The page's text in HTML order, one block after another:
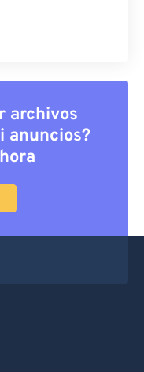
archivos
anuncios?